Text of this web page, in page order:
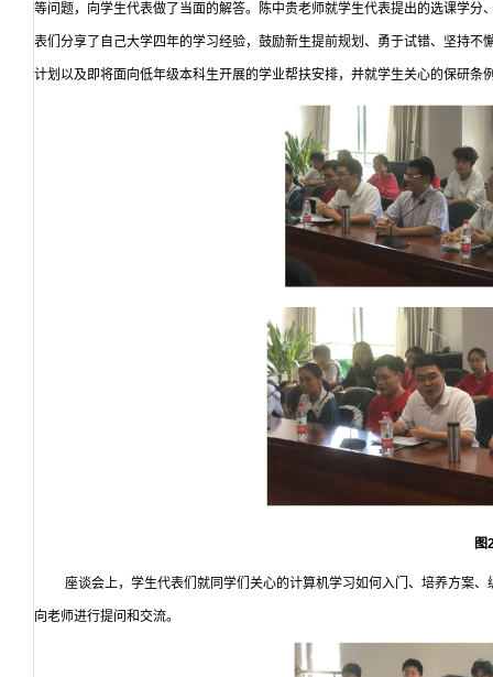
等问题，向学生代表做了当面的解答。陈中贵老师就学生代表提出的选课学
表们分享了自己大学四年的学习经验，鼓励新生提前规划、勇于试错、坚持
计划以及即将面向低年级本科生开展的学业帮扶安排，并就学生关心的保研条
图
座谈会上，学生代表们就同学们关心的计算机学习如何入门、培养方案
向老师进行提问和交流。